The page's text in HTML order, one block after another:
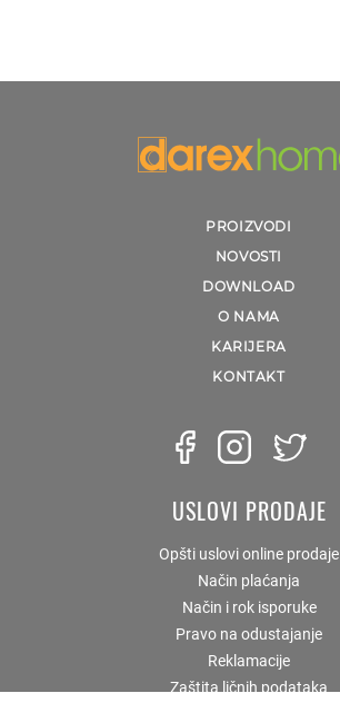
PROIZVODI
NOVOSTI
DOWNLOAD
O NAMA
KARIJERA
KONTAKT
USLOVI PRODAJE
Opšti uslovi online prodaje
Način plaćanja
Način i rok isporuke
Pravo na odustajanje
Reklamacije
Zaštita ličnih podataka